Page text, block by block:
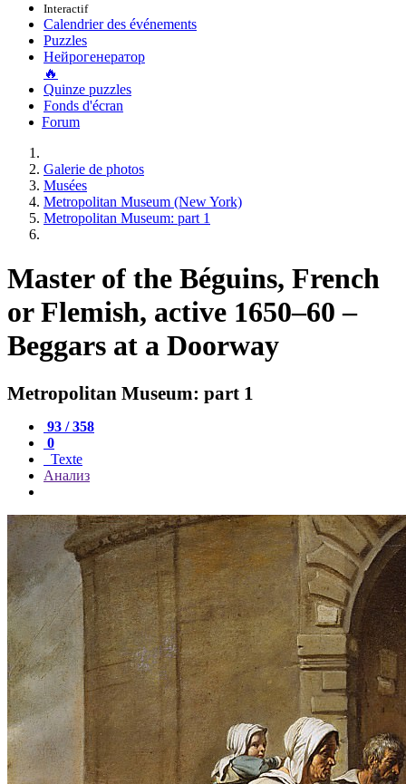
Interactif
Calendrier des événements
Puzzles
Нейрогенератор
🔥
Quinze puzzles
Fonds d'écran
Forum
Galerie de photos
Musées
Metropolitan Museum (New York)
Metropolitan Museum: part 1
Master of the Béguins, French
or Flemish, active 1650–60 –
Beggars at a Doorway
Metropolitan Museum: part 1
93 / 358
0
Texte
Анализ